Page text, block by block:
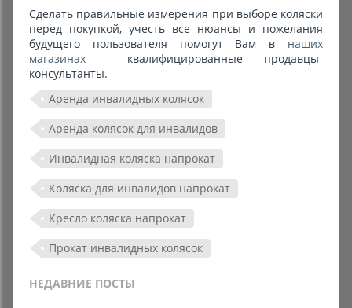
Сделать правильные измерения при выборе коляски
перед покупкой, учесть все нюансы и пожелания
будущего пользователя помогут Вам в наших
магазинах квалифицированные продавцы-
консультанты.
Аренда инвалидных колясок
Аренда колясок для инвалидов
Инвалидная коляска напрокат
Коляска для инвалидов напрокат
Кресло коляска напрокат
Прокат инвалидных колясок
НЕДАВНИЕ ПОСТЫ